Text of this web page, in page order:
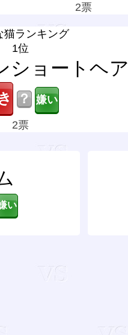
2票
猫ランキング
1位
ショートヘア
？
2票